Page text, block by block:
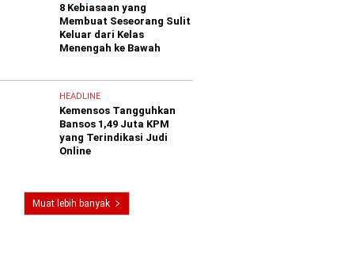
8 Kebiasaan yang
Membuat Seseorang Sulit
Keluar dari Kelas
Menengah ke Bawah
HEADLINE
Kemensos Tangguhkan
Bansos 1,49 Juta KPM
yang Terindikasi Judi
Online
Muat lebih banyak